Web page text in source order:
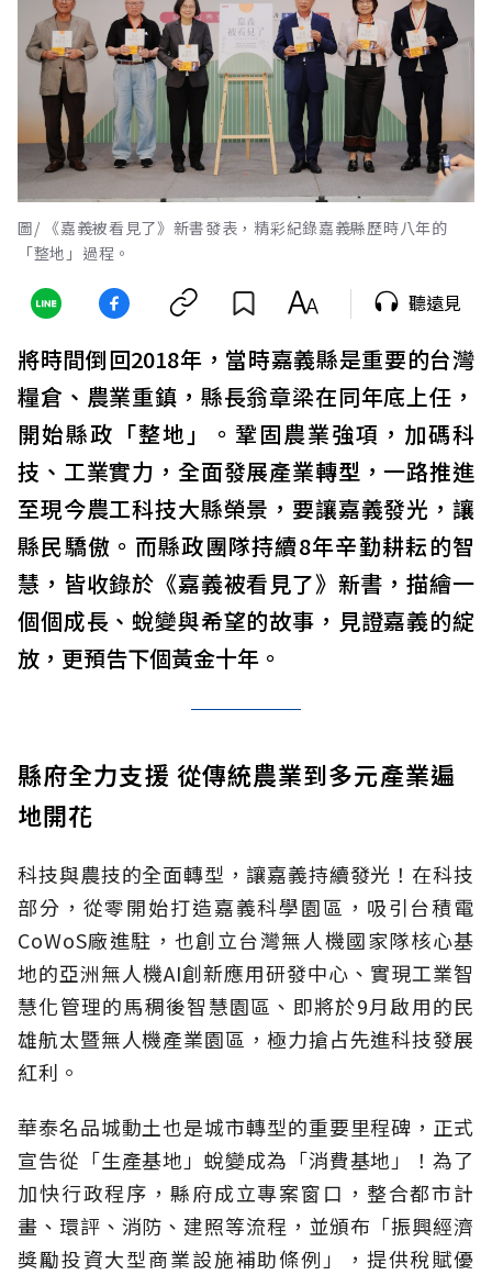
圖/ 《嘉義被看見了》新書發表，精彩紀錄嘉義縣歷時八年的
「整地」過程。
聽遠見
將時間倒回2018年，當時嘉義縣是重要的台灣
糧倉、農業重鎮，縣長翁章梁在同年底上任，
開始縣政「整地」。鞏固農業強項，加碼科
技、工業實力，全面發展產業轉型，一路推進
至現今農工科技大縣榮景，要讓嘉義發光，讓
縣民驕傲。而縣政團隊持續8年辛勤耕耘的智
慧，皆收錄於《嘉義被看見了》新書，描繪一
個個成長、蛻變與希望的故事，見證嘉義的綻
放，更預告下個黃金十年。
縣府全力支援 從傳統農業到多元產業遍
地開花
科技與農技的全面轉型，讓嘉義持續發光！在科技
部分，從零開始打造嘉義科學園區，吸引台積電
CoWoS廠進駐，也創立台灣無人機國家隊核心基
地的亞洲無人機AI創新應用研發中心、實現工業智
慧化管理的馬稠後智慧園區、即將於9月啟用的民
雄航太暨無人機產業園區，極力搶占先進科技發展
紅利。
華泰名品城動土也是城市轉型的重要里程碑，正式
宣告從「生產基地」蛻變成為「消費基地」！為了
加快行政程序，縣府成立專案窗口，整合都市計
畫、環評、消防、建照等流程，並頒布「振興經濟
獎勵投資大型商業設施補助條例」，提供稅賦優